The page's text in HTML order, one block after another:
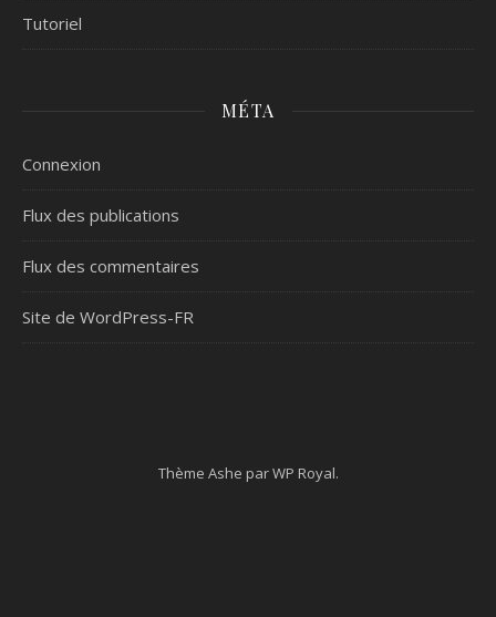
Tutoriel
MÉTA
Connexion
Flux des publications
Flux des commentaires
Site de WordPress-FR
Thème Ashe parWP Royal.